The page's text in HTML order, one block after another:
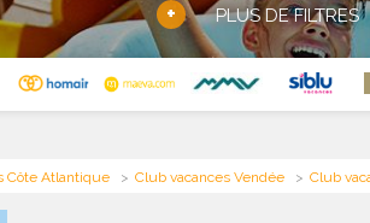
+ PLUS DE FILTRES
Côte Atlantique Club vacances Vendée Club